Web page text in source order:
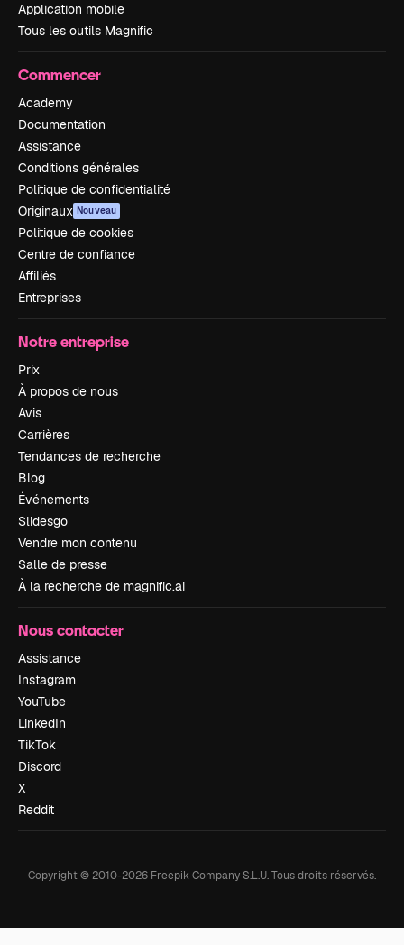
Application mobile
Tous les outils Magnific
Commencer
Academy
Documentation
Assistance
Conditions générales
Politique de confidentialité
Originaux Nouveau
Politique de cookies
Centre de confiance
Affiliés
Entreprises
Notre entreprise
Prix
À propos de nous
Avis
Carrières
Tendances de recherche
Blog
Événements
Slidesgo
Vendre mon contenu
Salle de presse
À la recherche de magnific.ai
Nous contacter
Assistance
Instagram
YouTube
LinkedIn
TikTok
Discord
X
Reddit
Copyright © 2010-2026 Freepik Company S.L.U.Tous droits réservés.